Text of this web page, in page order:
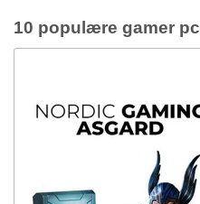
10 populære gamer